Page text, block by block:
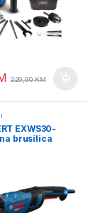
229,90KM
EXWS30-
brusilica